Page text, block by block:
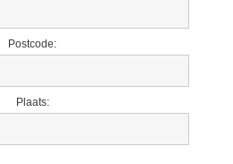
Postcode:
Plaats: